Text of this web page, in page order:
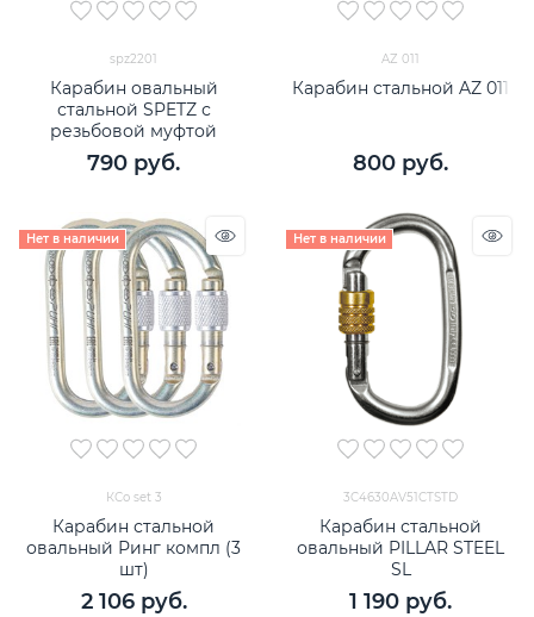
spz2201
Карабин овальный
стальной SPETZ с
резьбовой муфтой
790 руб.
AZ 011
Карабин стальной AZ 011
800 руб.
Нет в наличии
КСо set 3
Карабин стальной
овальный Ринг компл (3
шт)
2 106 руб.
Нет в наличии
3C4630AV51CTSTD
Карабин стальной
овальный PILLAR STEEL
SL
1 190 руб.